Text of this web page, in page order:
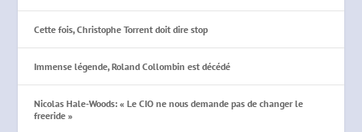
Cette fois, Christophe Torrent doit dire stop
Immense légende, Roland Collombin est décédé
Nicolas Hale-Woods: « Le CIO ne nous demande pas de changer le
freeride »